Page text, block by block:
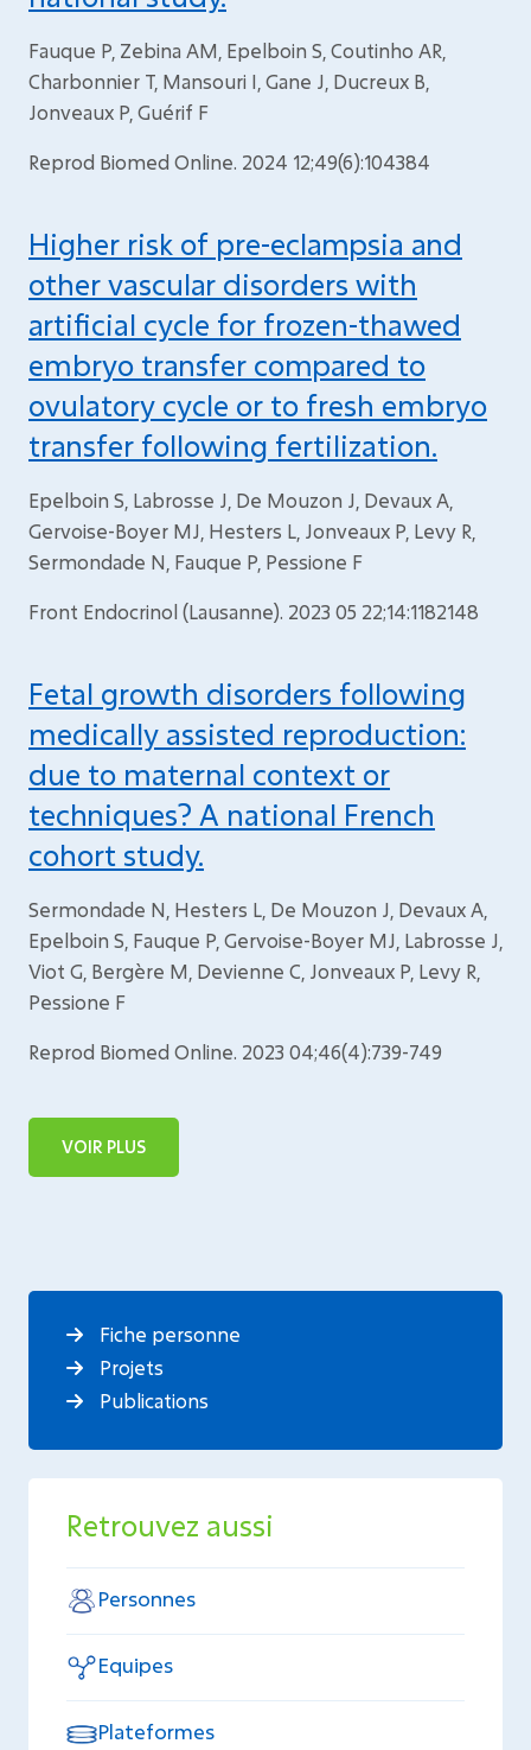
Fauque P, Zebina AM, Epelboin S, Coutinho AR,
Charbonnier T, Mansouri I, Gane J, Ducreux B,
Jonveaux P, Guérif F
Reprod Biomed Online. 2024 12;49(6):104384
Higher risk of pre-eclampsia and
other vascular disorders with
artificial cycle for frozen-thawed
embryo transfer compared to
ovulatory cycle or to fresh embryo
transfer following fertilization.
Epelboin S, Labrosse J, De Mouzon J, Devaux A,
Gervoise-Boyer MJ, Hesters L, Jonveaux P, Levy R,
Sermondade N, Fauque P, Pessione F
Front Endocrinol (Lausanne). 2023 05 22;14:1182148
Fetal growth disorders following
medically assisted reproduction:
due to maternal context or
techniques? A national French
cohort study.
Sermondade N, Hesters L, De Mouzon J, Devaux A,
Epelboin S, Fauque P, Gervoise-Boyer MJ, Labrosse J,
Viot G, Bergère M, Devienne C, Jonveaux P, Levy R,
Pessione F
Reprod Biomed Online. 2023 04;46(4):739-749
VOIR PLUS
Fiche personne
Projets
Publications
Retrouvez aussi
Personnes
Equipes
Plateformes